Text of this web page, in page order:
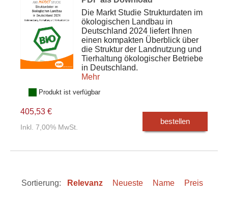
Die Markt Studie Strukturdaten im
ökologischen Landbau in
Deutschland 2024 liefert Ihnen
einen kompakten Überblick über
die Struktur der Landnutzung und
Tierhaltung ökologischer Betriebe
in Deutschland.
Mehr
Produkt ist verfügbar
405,53 €
Inkl. 7,00% MwSt.
bestellen
Sortierung: Relevanz Neueste Name Preis